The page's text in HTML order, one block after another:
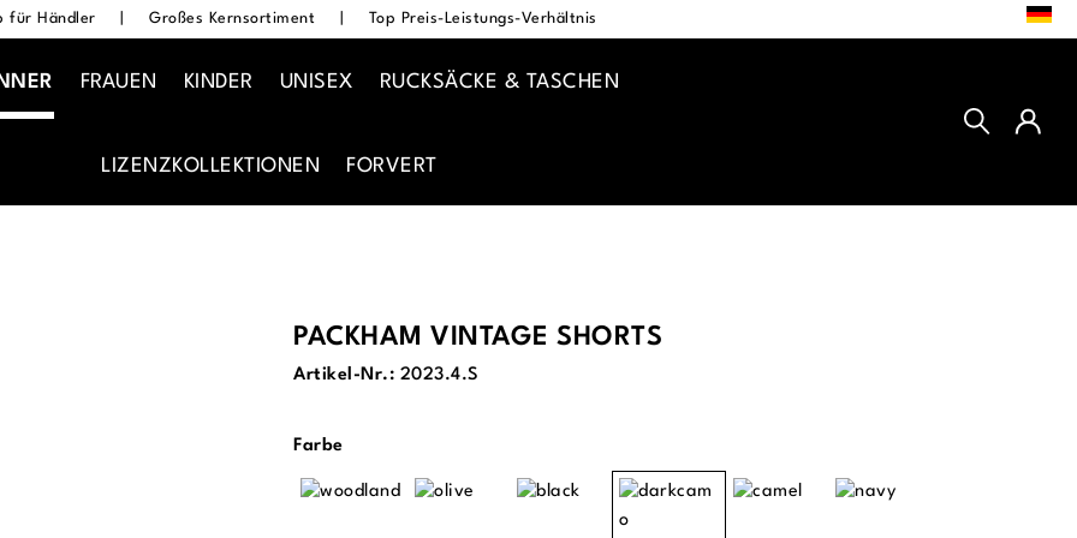
für Händler Großes Kernsortiment Top Preis-Leistungs-Verhältnis
FRAUEN KINDER UNISEX RUCKSÄCKE & TASCHEN
LIZENZKOLLEKTIONEN FORVERT
PACKHAM VINTAGE SHORTS
Artikel-Nr.: 2023.4.S
Farbeauswählen